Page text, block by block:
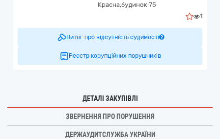
Красна,будинок 75
1
Витяг про відсутність судимості
Реєстр корупційних порушників
ДЕТАЛІ ЗАКУПІВЛІ
ЗВЕРНЕННЯ ПРО ПОРУШЕННЯ
ДЕРЖАУДИТСЛУЖБА УКРАЇНИ